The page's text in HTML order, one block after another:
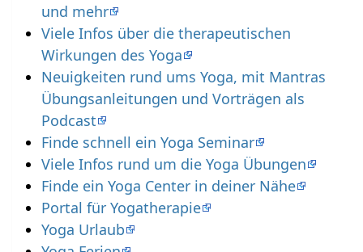
und mehr
Viele Infos über die therapeutischen
Wirkungen des Yoga
Neuigkeiten rund ums Yoga, mit Mantras
Übungsanleitungen und Vorträgen als
Podcast
Finde schnell ein Yoga Seminar
Viele Infos rund um die Yoga Übungen
Finde ein Yoga Center in deiner Nähe
Portal für Yogatherapie
Yoga Urlaub